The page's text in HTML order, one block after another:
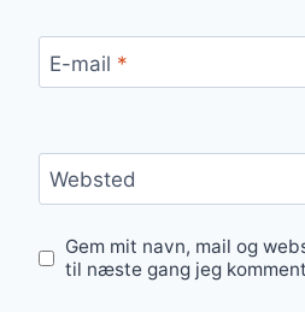
E-mail *
Websted
Gem mit navn, mail og
til næste gang jeg